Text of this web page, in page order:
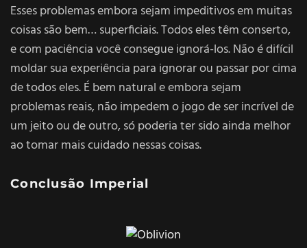
Esses problemas embora sejam impeditivos em muitas
coisas são bem… superficiais. Todos eles têm conserto,
e com paciência você consegue ignorá-los. Não é difícil
moldar sua experiência para ignorar ou passar por cima
de todos eles. É bem natural e embora sejam
problemas reais, não impedem o jogo de ser incrível de
um jeito ou de outro, só poderia ter sido ainda melhor
ao tomar mais cuidado nessas coisas.
Conclusão Imperial